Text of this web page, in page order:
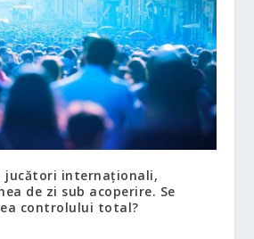
jucători internaționali,
de zi sub acoperire. Se
controlului total?